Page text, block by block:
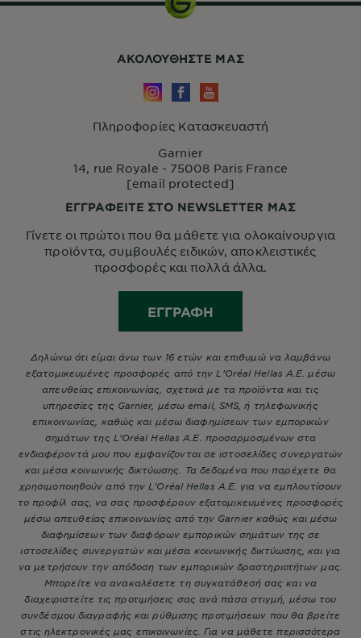
ΑΚΟΛΟΥΘHΣΤΕ ΜΑΣ
Πληροφορίες Κατασκευαστή
Garnier
14, rue Royale - 75008 Paris France
[email protected]
ΕΓΓΡΑΦΕΙΤΕ ΣΤΟ NEWSLETTER ΜΑΣ
Γίνετε οι πρώτοι που θα μάθετε για ολοκαίνουργια
προϊόντα, συμβουλές ειδικών, αποκλειστικές
προσφορές και πολλά άλλα.
ΕΓΓΡΑΦΉ
Δηλώνω ότι είμαι άνω των 16 ετών και επιθυμώ να λαμβάνω
εξατομικευμένες προσφορές από την L’Oréal Hellas A.E. μέσω
απευθείας επικοινωνίας, σχετικά με τα προϊόντα και τις
υπηρεσίες της Garnier, μέσω email, SMS, ή τηλεφωνικής
επικοινωνίας, καθώς και μέσω διαφημίσεων των εμπορικών
σημάτων της L’Oréal Hellas A.E. προσαρμοσμένων στα
ενδιαφέροντά μου που εμφανίζονται σε ιστοσελίδες συνεργατών
και μέσα κοινωνικής δικτύωσης. Τα δεδομένα που παρέχετε θα
χρησιμοποιηθούν από την L’Oréal Hellas A.E. για να εμπλουτίσουν
το προφίλ σας, να σας προσφέρουν εξατομικευμένες προσφορές
μέσω απευθείας επικοινωνίας από την Garnier καθώς και μέσω
διαφημίσεων των διαφόρων εμπορικών σημάτων της σε
ιστοσελίδες συνεργατών και μέσα κοινωνικής δικτύωσης, και για
να μετρήσουν την απόδοση των εμπορικών δραστηριοτήτων μας.
Μπορείτε να ανακαλέσετε τη συγκατάθεσή σας και να
διαχειριστείτε τις προτιμήσεις σας ανά πάσα στιγμή, μέσω του
συνδέσμου διαγραφής και ρύθμισης προτιμήσεων που θα βρείτε
στις ηλεκτρονικές μας επικοινωνίες. Για να μάθετε περισσότερα